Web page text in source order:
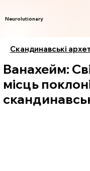
Neurolutionary
Скандинавські
Ванахейм:
місць